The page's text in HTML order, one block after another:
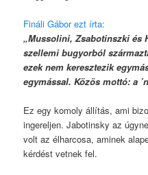
Fináli Gábor ezt írta:
„Mussolini, Zsabotinszki és
szellemi bugyorból
ezek nem keresztezik
egymással. Közös mottó: a
Ez egy komoly állítás, ami
ingereljen. Jabotinsky az
volt az élharcosa, aminek
kérdést vetnek fel.